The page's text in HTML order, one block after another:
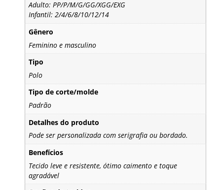
Adulto: PP/P/M/G/GG/XGG/EXG
Infantil: 2/4/6/8/10/12/14
Gênero
Feminino e masculino
Tipo
Polo
Tipo de corte/molde
Padrão
Detalhes do produto
Pode ser personalizada com serigrafia ou bordado.
Benefícios
Tecido leve e resistente, ótimo caimento e toque
agradável